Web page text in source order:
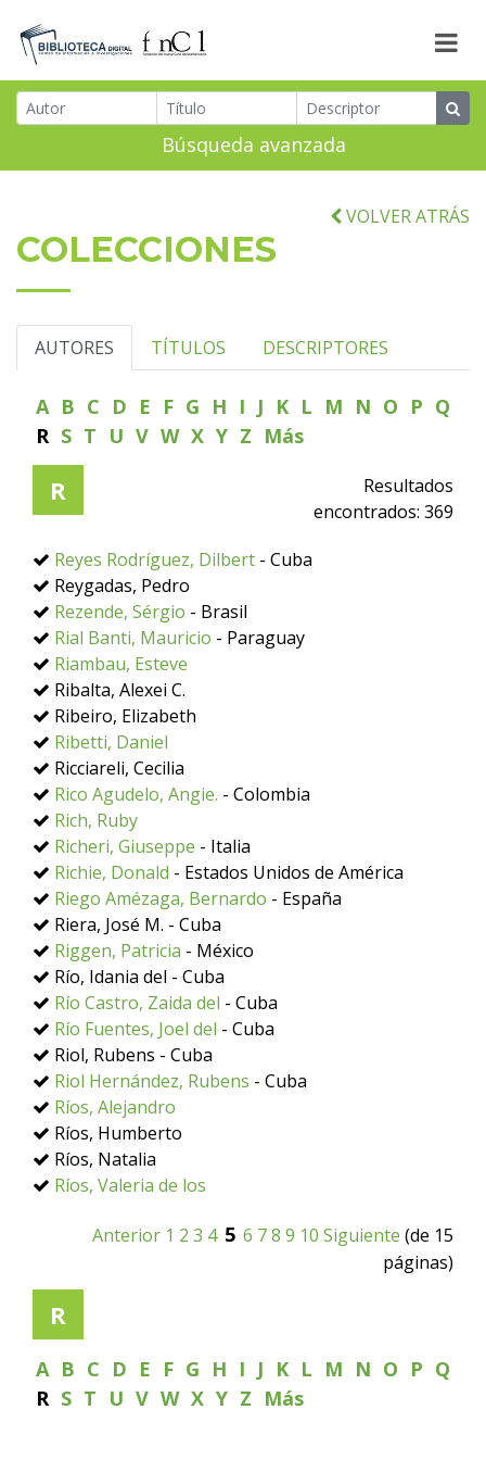
Búsqueda avanzada
VOLVER ATRÁS
COLECCIONES
AUTORES TÍTULOS DESCRIPTORES
A B C D E F G H I J K L M N O P Q
R S T U V W X Y Z Más
R
Resultados
encontrados: 369
Reyes Rodríguez, Dilbert - Cuba
Reygadas, Pedro
Rezende, Sérgio - Brasil
Rial Banti, Mauricio - Paraguay
Riambau, Esteve
Ribalta, Alexei C.
Ribeiro, Elizabeth
Ribetti, Daniel
Ricciareli, Cecilia
Rico Agudelo, Angie. - Colombia
Rich, Ruby
Richeri, Giuseppe - Italia
Richie, Donald - Estados Unidos de América
Riego Amézaga, Bernardo - España
Riera, José M. - Cuba
Riggen, Patricia - México
Río, Idania del - Cuba
Río Castro, Zaida del - Cuba
Río Fuentes, Joel del - Cuba
Riol, Rubens - Cuba
Riol Hernández, Rubens - Cuba
Ríos, Alejandro
Ríos, Humberto
Ríos, Natalia
Ríos, Valeria de los
Anterior 1 2 3 4 5 6 78 9 10 Siguiente (de 15
páginas)
R
A B C D E F G H I J K L M N O P Q
R S T U V W X Y Z Más